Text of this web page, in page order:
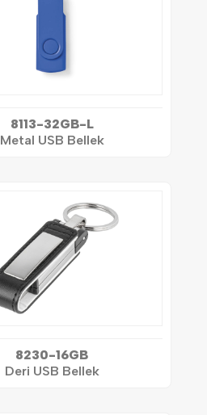
8113-32GB-L
Metal USB Bellek
8230-16GB
Deri USB Bellek